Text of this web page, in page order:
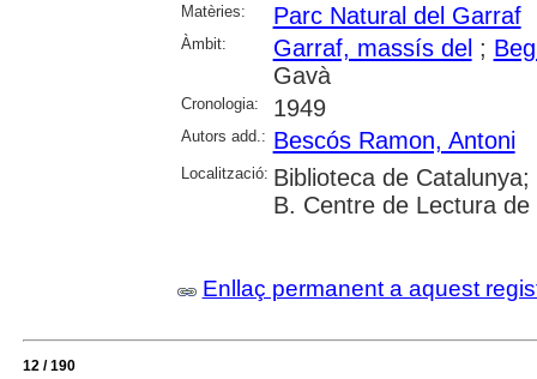
Matèries:
Parc Natural del Garraf
Àmbit: Garraf, massís del ;
Gavà
Cronologia: 1949
Autors add.: Bescós Ramon, Antoni
Localització: Biblioteca de
B. Centre de Lectura de
Enllaç permanent a aquest
12 / 190